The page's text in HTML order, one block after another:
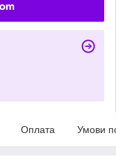
Оплата Умови